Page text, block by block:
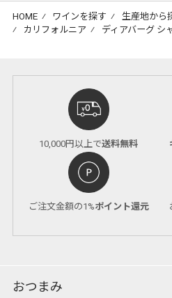
HOME ⁄ ワインを探す ⁄ 生産地から
⁄ カリフォルニア ⁄ ディアバーグ シ
10,000円以上で送料無料
ご注文金額の1%ポイント還元
おつまみ